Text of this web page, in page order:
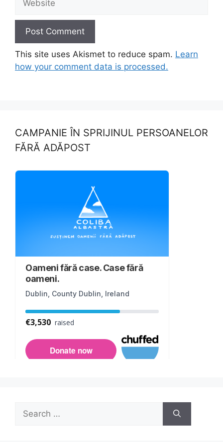
This site uses Akismet to reduce spam. Learn
how your comment data is processed.
CAMPANIE ÎN SPRIJINUL PERSOANELOR
FĂRĂ ADĂPOST
Search
for: